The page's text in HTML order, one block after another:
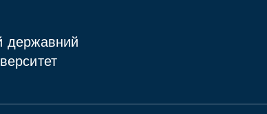
державний